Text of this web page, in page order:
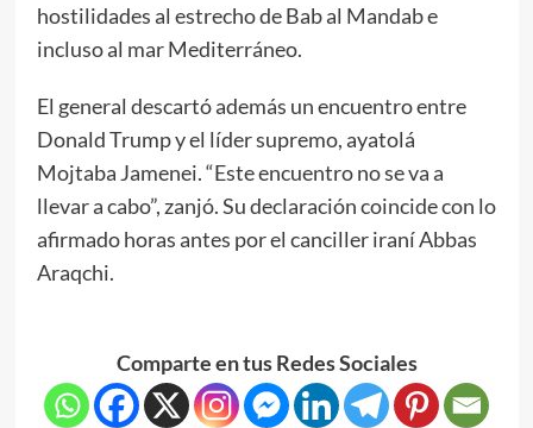
hostilidades al estrecho de Bab al Mandab e
incluso al mar Mediterráneo.
El general descartó además un encuentro entre
Donald Trump y el líder supremo, ayatolá
Mojtaba Jamenei. “Este encuentro no se va a
llevar a cabo”, zanjó. Su declaración coincide con lo
afirmado horas antes por el canciller iraní Abbas
Araqchi.
Comparte en tus Redes Sociales